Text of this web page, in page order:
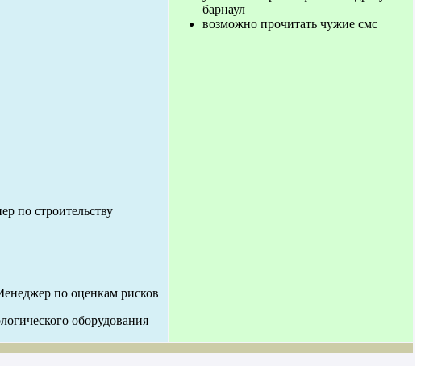
по строительству
по оценкам рисков
оборудования
барнаул
возможно прочитать чужие смс